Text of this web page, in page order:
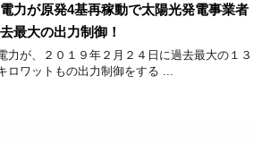
力が原発4基再稼動で太陽光発電事業者
最大の出力制御！
力が、２０１９年２月２４日に過去最大の１３
ロワットもの出力制御をする ...